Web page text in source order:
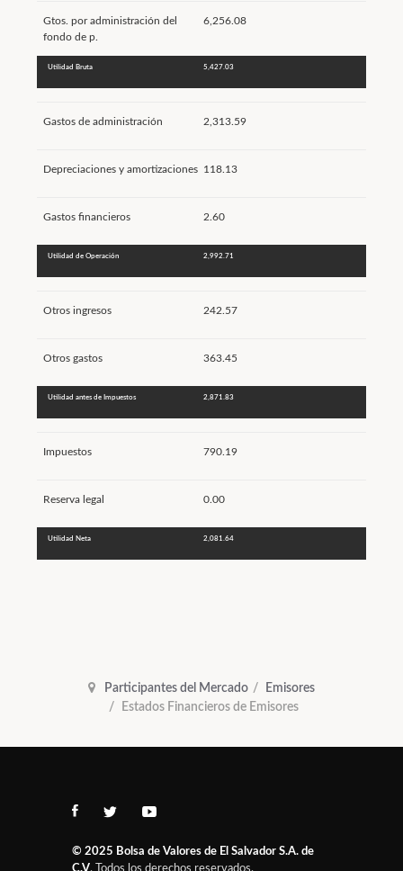
Gtos. por administración del
fondo de p.
6,256.08
Utilidad Bruta 5,427.03
Gastos de administración 2,313.59
Depreciaciones y amortizaciones 118.13
Gastos financieros 2.60
Utilidad de Operación 2,992.71
Otros ingresos 242.57
Otros gastos 363.45
Utilidad antes de Impuestos 2,871.83
Impuestos 790.19
Reserva legal 0.00
Utilidad Neta 2,081.64
Participantes del Mercado
Emisores
Estados Financieros de Emisores
© 2025 Bolsa de Valores de El Salvador S.A. de